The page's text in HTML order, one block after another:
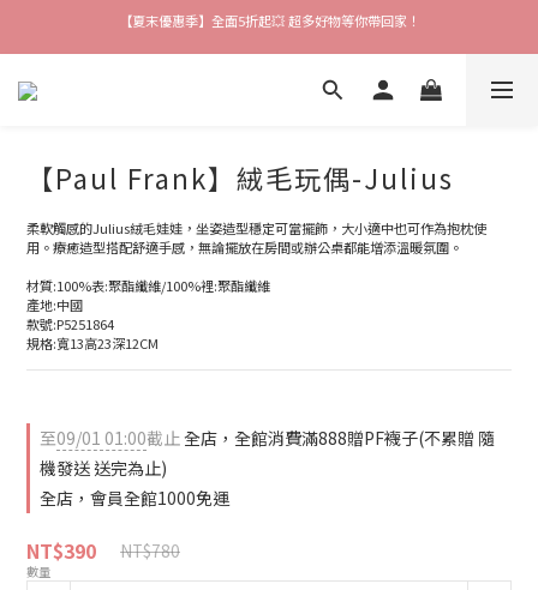
【爸氣猴厲害】 滿$888送襪子 再享吊飾加購價🎉
【會員限定好禮】加入會員就送$200購物金 快來領取❗
【Paul Frank】絨毛玩偶-Julius
柔軟觸感的Julius絨毛娃娃，坐姿造型穩定可當擺飾，大小適中也可作為抱枕使
用。療癒造型搭配舒適手感，無論擺放在房間或辦公桌都能增添溫暖氛圍。
材質:100%表:聚酯纖維/100%裡:聚酯纖維
產地:中國
款號:P5251864
規格:寬13高23深12CM
至09/01 01:00截止全店，全館消費滿888贈PF襪子(不累贈 隨
機發送 送完為止)
全店，會員全館1000免運
NT$390 NT$780
數量